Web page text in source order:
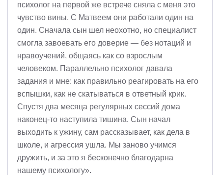
психолог на первой же встрече сняла с меня это
чувство вины. С Матвеем они работали один на
один. Сначала сын шел неохотно, но специалист
смогла завоевать его доверие — без нотаций и
нравоучений, общаясь как со взрослым
человеком. Параллельно психолог давала
задания и мне: как правильно реагировать на его
вспышки, как не скатываться в ответный крик.
Спустя два месяца регулярных сессий дома
наконец-то наступила тишина. Сын начал
выходить к ужину, сам рассказывает, как дела в
школе, и агрессия ушла. Мы заново учимся
дружить, и за это я бесконечно благодарна
нашему психологу».